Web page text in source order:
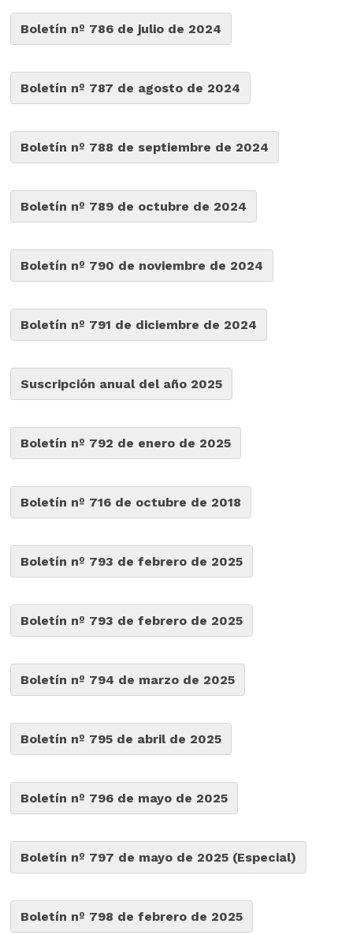
Boletín nº 786 de julio de 2024
Boletín nº 787 de agosto de 2024
Boletín nº 788 de septiembre de 2024
Boletín nº 789 de octubre de 2024
Boletín nº 790 de noviembre de 2024
Boletín nº 791 de diciembre de 2024
Suscripción anual del año 2025
Boletín nº 792 de enero de 2025
Boletín nº 716 de octubre de 2018
Boletín nº 793 de febrero de 2025
Boletín nº 793 de febrero de 2025
Boletín nº 794 de marzo de 2025
Boletín nº 795 de abril de 2025
Boletín nº 796 de mayo de 2025
Boletín nº 797 de mayo de 2025 (Especial)
Boletín nº 798 de febrero de 2025